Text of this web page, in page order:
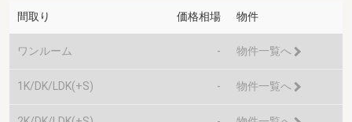
間取り 価格相場 物件
ワンルーム - 物件一覧へ
1K/DK/LDK(+S) - 物件一覧へ